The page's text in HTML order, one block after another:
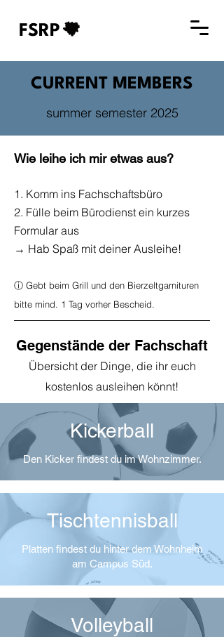
FSRP
CURRENT MEMBERS
summer semester 2025
Wie leihe ich mir etwas aus?
1. Komm ins Fachschaftsbüro
2. Fülle beim Bürodienst ein kurzes
Formular aus
→ Hab Spaß mit deiner Ausleihe!
ⓘ Gebt beim Grill und den Bierzeltgarnituren
bitte mind. 1 Tag vorher Bescheid.
Gegenstände der Fachschaft
Übersicht der Dinge, die ihr euch
kostenlos ausleihen könnt!
Kickerball
Den Kicker findest du im Wohnzimmer.
Tischtennisball
Platten findest du hinter dem Wohnheim
am Campus Süd.
Volleyball